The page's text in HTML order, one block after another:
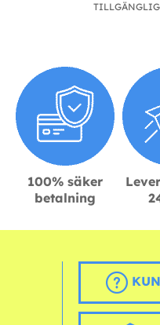
TILLGÄNGLIG
100% säker
betalning